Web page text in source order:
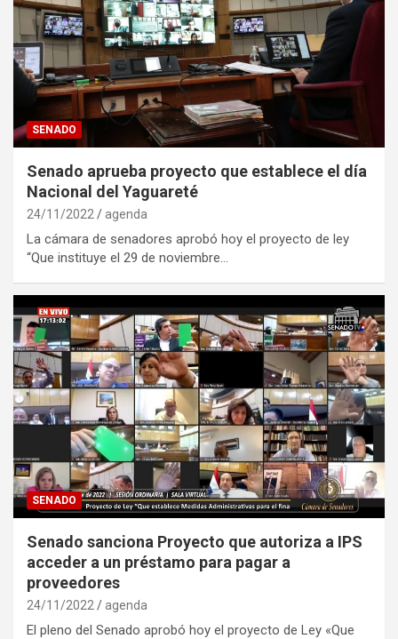
SENADO
Senado aprueba proyecto que establece el día
Nacional del Yaguareté
24/11/2022 agenda
La cámara de senadores aprobó hoy el proyecto de ley
“Que instituye el 29 de noviembre…
SENADO
Senado sanciona Proyecto que autoriza a IPS
acceder a un préstamo para pagar a
proveedores
24/11/2022 agenda
El pleno del Senado aprobó hoy el proyecto de Ley «Que